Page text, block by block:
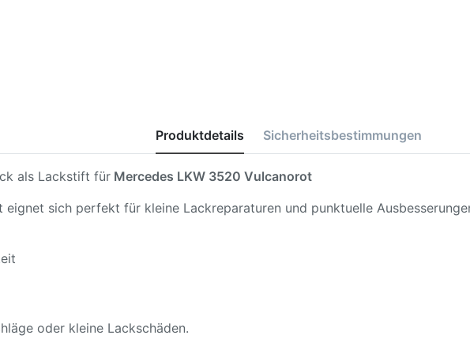
Produktdetails Sicherheitsbestimmungen
als Lackstift für Mercedes LKW 3520 Vulcanorot
sich perfekt für kleine Lackreparaturen und punktuelle
oder kleine Lackschäden.